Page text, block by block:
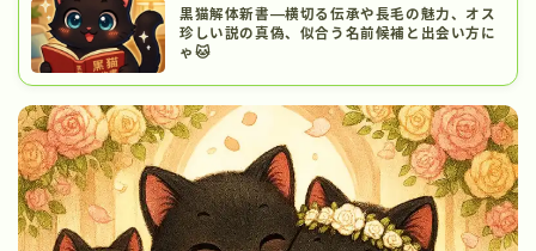
黒猫解体新書―横切る伝承や長毛の魅力、オス
珍しい説の真偽、似合う名前候補と出会い方に
ゃ🐱